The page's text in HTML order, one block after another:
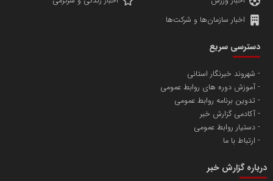
پایگاه اطلاع رسانی اعتلای نهادهای مردمی
تامین آهن اسفنجی تولیدکنندگان فولاد در کشور
مسعودصادقی
اخبار سازمان‌ها و شرکت‌ها
دسترسی سریع
شهروند خبرنگار استانی
آموزش دوره های روابط عمومی
تدوین برنامه روابط عمومی
آکادمی گزارش خبر
دستیار روابط عمومی
ارتباط با ما
درباره گزارش خبر